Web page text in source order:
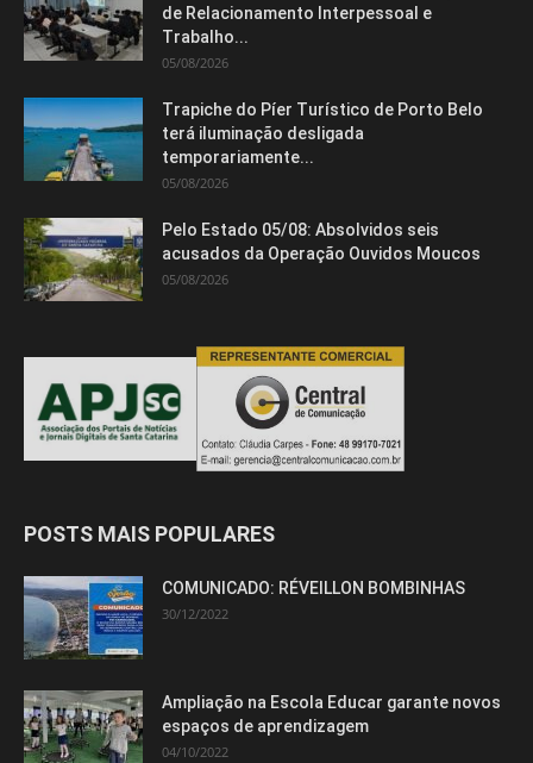
de Relacionamento Interpessoal e
Trabalho...
05/08/2026
Trapiche do Píer Turístico de Porto Belo
terá iluminação desligada
temporariamente...
05/08/2026
Pelo Estado 05/08: Absolvidos seis
acusados da Operação Ouvidos Moucos
05/08/2026
POSTS MAIS POPULARES
COMUNICADO: RÉVEILLON BOMBINHAS
30/12/2022
Ampliação na Escola Educar garante novos
espaços de aprendizagem
04/10/2022
Isso vai fechar em 15segundos